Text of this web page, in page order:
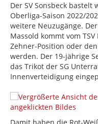
Der SV Sonsbeck
Oberliga-Saison 2022/
weitere Neuzugänge.
Massold kommt vom
Zehner-Position oder
werden. Der 19-jährige
das Trikot der SG
Innenverteidigung